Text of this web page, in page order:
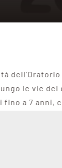
le vie del
fino a 7 anni,